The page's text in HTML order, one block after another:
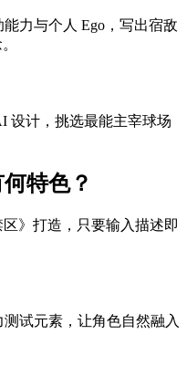
力与个人 Ego，写出宿敌
设计，挑选最能主宰球场
特色？
》打造，只要输入描述即
试元素，让角色自然融入